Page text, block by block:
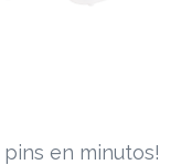
en minutos!